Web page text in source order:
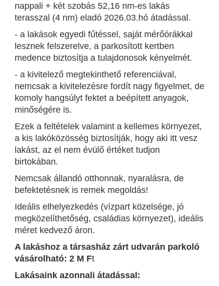
nappali + két szobás 52,16 nm-es lakás
terasszal (4 nm) eladó 2026.03.hó átadással.
- a lakások egyedi fűtéssel, saját mérőórákkal
lesznek felszerelve, a parkosított kertben
medence biztosítja a tulajdonosok kényelmét.
- a kivitelező megtekinthető referenciával,
nemcsak a kivitelezésre fordít nagy figyelmet, de
komoly hangsúlyt fektet a beépített anyagok,
minőségére is.
Ezek a feltételek valamint a kellemes környezet,
a kis lakóközösség biztosítják, hogy aki itt vesz
lakást, az el nem évülő értéket tudjon
birtokában.
Nemcsak állandó otthonnak, nyaralásra, de
befektetésnek is remek megoldás!
Ideális elhelyezkedés (vízpart közelsége, jó
megközelíthetőség, családias környezet), ideális
méret kedvező áron.
A lakáshoz a társasház zárt udvarán parkoló
vásárolható: 2 M Ft
Lakásaink azonnali átadással: